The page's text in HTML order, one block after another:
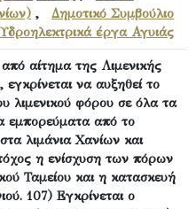
, Δημοτικό Συμβούλιο
Υδροηλεκτρικά έργα Αγυιάς
αίτημα της Λιμενικής
εγκρίνεται να αυξηθεί το
λιμενικού φόρου σε όλα τα
εμπορεύματα από το
λιμάνια Χανίων και
η ενίσχυση των πόρων
Ταμείου και η κατασκευή
107) Εγκρίνεται ο